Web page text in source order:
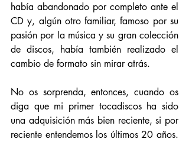
había abandonado por completo ante el
CD y, algún otro familiar, famoso por su
pasión por la música y su gran colección
de discos, había también realizado el
cambio de formato sin mirar atrás.
No os sorprenda, entonces, cuando os
diga que mi primer tocadiscos ha sido
una adquisición más bien reciente, si por
reciente entendemos los últimos 20 años.